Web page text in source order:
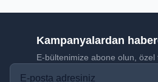
Kampanyalardan
E-bültenimize abone olun, özel